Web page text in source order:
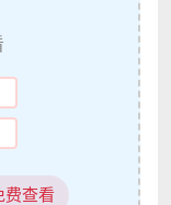
查看